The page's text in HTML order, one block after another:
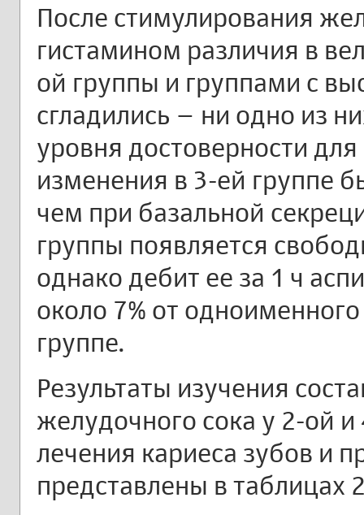
После стимулирования
гистамином различия в
ой группы и группами с
сгладились – ни одно из
уровня достоверности
изменения в 3-ей группе
чем при базальной
группы появляется
однако дебит ее за 1 ч
около 7% от
группе.
Результаты изучения
желудочного сока у 2-ой
лечения кариеса зубов и
представлены в таблицах